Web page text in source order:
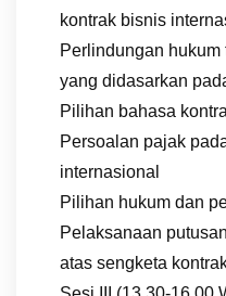
kontrak bisnis
Perlindungan
yang didasarkan
Pilihan bahasa
Persoalan pajak
internasional
Pilihan hukum dan
Pelaksanaan
atas sengketa